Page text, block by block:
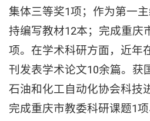
集体三等奖1项；作为第一
持编写教材12本；完成重庆
项。在学术科研方面，近年
刊发表学术论文10余篇。获
石油和化工自动化协会科技
完成重庆市教委科研课题1